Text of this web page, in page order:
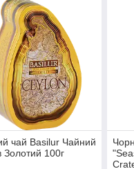
чай Basilur Чайний
Золотий 100г